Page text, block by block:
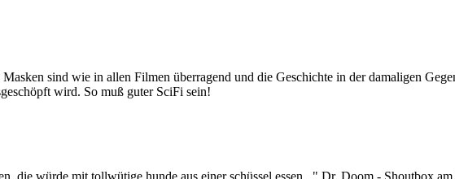
sind wie in allen Filmen überragend und die Geschichte in der damaligen
wird. So muß guter SciFi sein!
die würde mit tollwütige hunde aus einer schüssel essen.. " Dr. Doom - Shoutbox